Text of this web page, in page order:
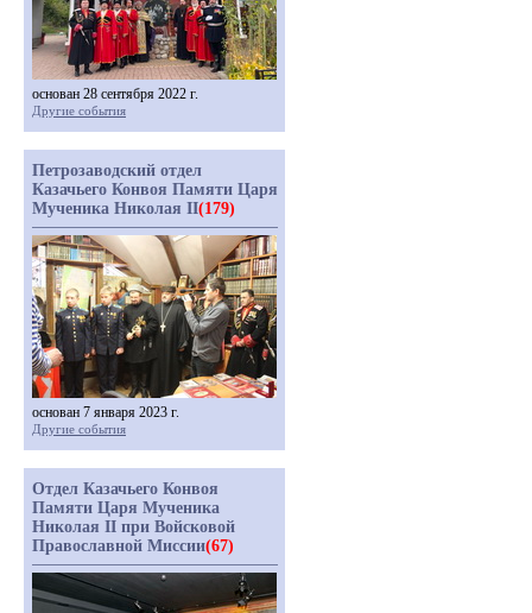
основан 28 сентября 2022 г.
Другие события
Петрозаводский отдел
Казачьего Конвоя Памяти Царя
Мученика Николая II(179)
основан 7 января 2023 г.
Другие события
Отдел Казачьего Конвоя
Памяти Царя Мученика
Николая II при Войсковой
Православной Миссии(67)